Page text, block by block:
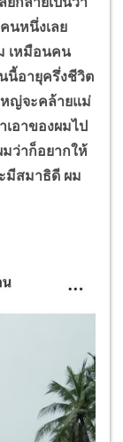
นหนึ่งเลย
เหมือนคน
นี้อายุครึ่งชีวิต
หญ่จะคล้ายแม่
เอาของผมไป
มว่าก็อยากให้
มีสมาธิดี ผม